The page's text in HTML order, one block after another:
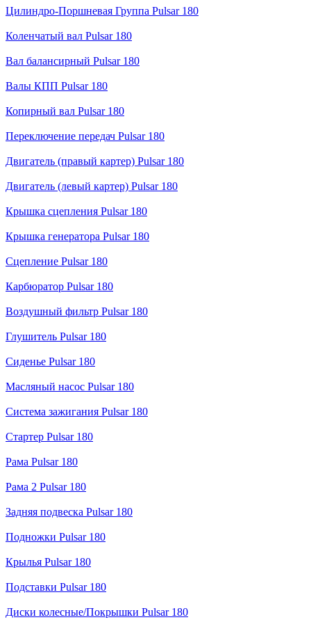
Цилиндро-Поршневая Группа Pulsar 180
Коленчатый вал Pulsar 180
Вал балансирный Pulsar 180
Валы КПП Pulsar 180
Копирный вал Pulsar 180
Переключение передач Pulsar 180
Двигатель (правый картер) Pulsar 180
Двигатель (левый картер) Pulsar 180
Крышка сцепления Pulsar 180
Крышка генератора Pulsar 180
Сцепление Pulsar 180
Карбюратор Pulsar 180
Воздушный фильтр Pulsar 180
Глушитель Pulsar 180
Сиденье Pulsar 180
Масляный насос Pulsar 180
Система зажигания Pulsar 180
Стартер Pulsar 180
Рама Pulsar 180
Рама 2 Pulsar 180
Задняя подвеска Pulsar 180
Подножки Pulsar 180
Крылья Pulsar 180
Подставки Pulsar 180
Диски колесные/Покрышки Pulsar 180